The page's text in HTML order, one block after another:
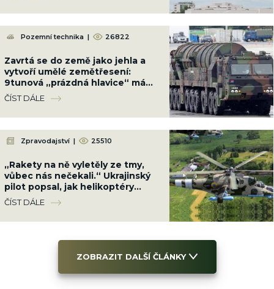
Pozemní technika | 26822
Zavrtá se do země jako jehla a
vytvoří umělé zemětřesení:
9tunová „prázdná hlavice“ má
sílu jako malý jaderný výbuch
ČÍST DÁLE
Zpravodajství | 25510
„Rakety na ně vyletěly ze tmy,
vůbec nás nečekali.“ Ukrajinský
pilot popsal, jak helikoptéry
rozmetaly ruské kolony u Kyjeva
ČÍST DÁLE
ZOBRAZIT DALŠÍ ČLÁNKY